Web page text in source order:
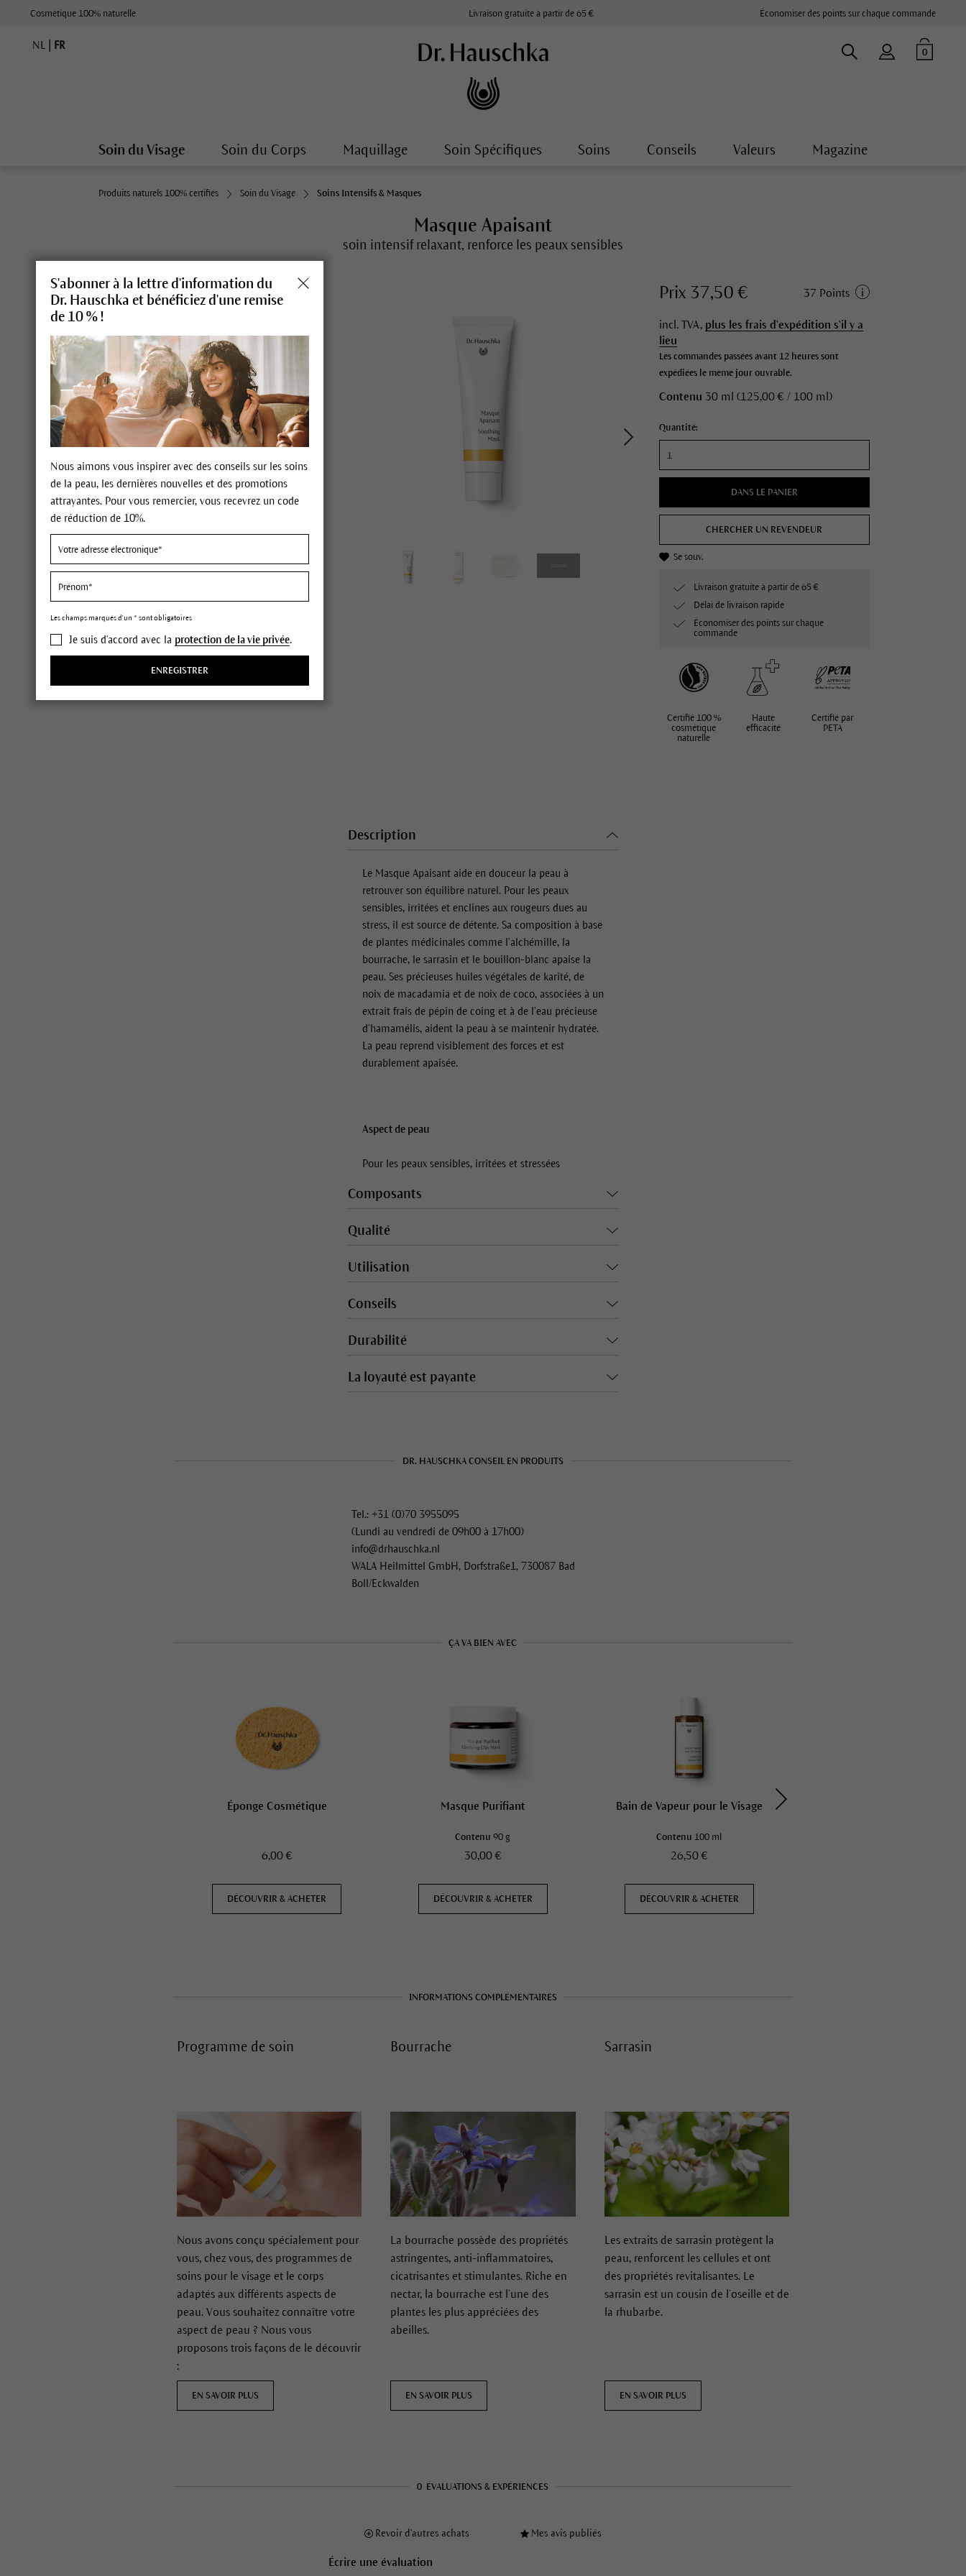
Cosmétique 100% naturelle Livraison gratuite à partir de 65 € Économiser des points sur chaque commande
NL FR
0
Soin du Visage Soin du Corps Maquillage Soin Spécifiques Soins Conseils Valeurs Magazine
Produits naturels 100% certifiés Soin du Visage Soins Intensifs & Masques
Masque Apaisant
soin intensif relaxant, renforce les peaux sensibles
Pure détente : Le Masque Apaisant
retrouver son équilibre naturel. Une
véritable source de détente pour les peaux
qui réagissent au stress. L'hydratation de
votre peau est naturellement régulée, et
vous êtes détendue.
Aspect de peau / Masque Apaisant
Dr. Hauschka
Pour les peaux sensibles, irritées et
Prix 37,50 € 37 Points
incl. TVA, plus les frais d'expédition s'il y a
lieu
Les commandes passées avant 12 heures sont
expédiées le même jour ouvrable.
Contenu 30 ml (125,00 € / 100 ml)
Quantité:
DANS LE PANIER
CHERCHER UN REVENDEUR
Se souv.
Livraison gratuite à partir de 65 €
Délai de livraison rapide
Économiser des points sur chaque
commande
Certifié 100 %
cosmétique
naturelle
Haute
efficacité
Certifié par
PETA
Description
Le Masque Apaisantaide en douceur la peau à
retrouver son équilibre naturel. Pour les peaux
sensibles, irritées et enclines aux rougeurs dues au
stress, il est source de détente. Sa composition à base
de plantes médicinales comme l’alchémille, la
bourrache, le sarrasin et le bouillon-blanc apaise la
peau. Ses précieuses huiles végétales de karité, de
noix de macadamia et de noix de coco, associées à un
extrait frais de pépin de coing et à de l’eau précieuse
d’hamamélis, aident la peau à se maintenir hydratée.
La peau reprend visiblement des forces et est
durablement apaisée.
Aspect de peau
Pour les peaux sensibles, irritées et stressées
Composants
Qualité
Utilisation
Conseils
Durabilité
La loyauté est payante
DR. HAUSCHKA CONSEIL EN PRODUITS
Tel.: +31 (0)70 3955095
(Lundi au vendredi de 09h00 à 17h00)
info@drhauschka.nl
WALA Heilmittel GmbH, Dorfstraße1, 730087 Bad
Boll/Eckwalden
ÇA VA BIEN AVEC
Éponge Cosmétique
6,00 €
DÉCOUVRIR & ACHETER
Masque Purifiant
Contenu90 g
30,00 €
DÉCOUVRIR & ACHETER
Bain de Vapeur pour le Visage
Contenu100 ml
26,50 €
DÉCOUVRIR & ACHETER
INFORMATIONS COMPLÉMENTAIRES
Programme de soin
Nous avons conçu spécialement pour
vous, chez vous, des programmes de
soins pour le visage et le corps
adaptés aux différents aspects de
peau. Vous souhaitez connaître votre
aspect de peau ? Nous vous
proposons trois façons de le découvrir
:
EN SAVOIR PLUS
Bourrache
La bourrache possède des propriétés
astringentes, anti-inflammatoires,
cicatrisantes et stimulantes. Riche en
nectar, la bourrache est l’une des
plantes les plus appréciées des
abeilles.
EN SAVOIR PLUS
Sarrasin
Les extraits de sarrasin protègent la
peau, renforcent les cellules et ont
des propriétés revitalisantes. Le
sarrasin est un cousin de l’oseille et de
la rhubarbe.
EN SAVOIR PLUS
0 ÉVALUATIONS & EXPÉRIENCES
Revoir d'autres achats Mes avis publiés
Écrire une évaluation
S'abonner à la lettre d'information du
Dr. Hauschka et bénéficiez d'une remise
de 10 % !
Nous aimons vous inspirer avec des conseils sur les soins
de la peau, les dernières nouvelles et des promotions
attrayantes. Pour vous remercier, vous recevrez un code
de réduction de 10%.
Les champs marqués d'un * sont obligatoires
Je suis d'accord avec la protection de la vie privée.
ENREGISTRER